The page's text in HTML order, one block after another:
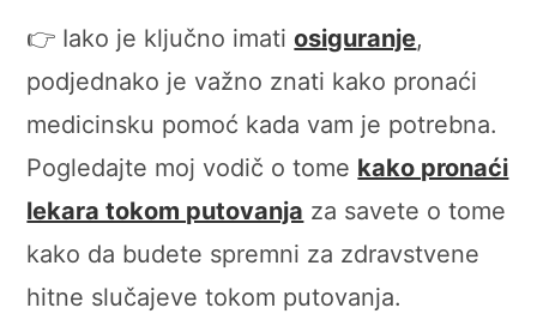
👉 Iako je ključno imatiosiguranje,
podjednako je važno znati kako pronaći
medicinsku pomoć kada vam je potrebna.
Pogledajte moj vodič o tome kako pronaći
lekara tokom putovanja za savete o tome
kako da budete spremni za zdravstvene
hitne slučajeve tokom putovanja.